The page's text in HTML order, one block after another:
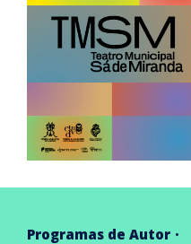
Programas de Autor